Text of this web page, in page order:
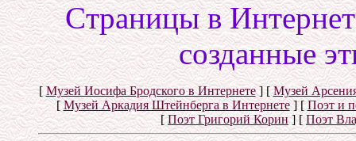
Cтраницы в
созданные
[ Музей Иосифа Бродского в Интернете] [Музей
[Музей Аркадия Штейнберга в Интернете] [Поэт и
[Поэт Григорий Корин] [Поэт